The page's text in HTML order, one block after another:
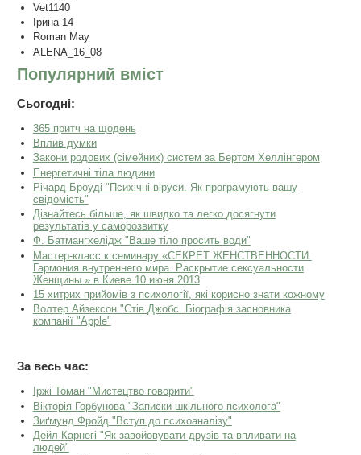
Vet1140
Ірина 14
Roman May
ALENA_16_08
Популярний вміст
Сьогодні:
365 притч на щодень
Вплив думки
Закони родових (сімейних) систем за Бертом Хеллінгером
Енергетичні тіла людини
Річард Броуді "Психічні віруси. Як програмують вашу
свідомість"
Дізнайтесь більше, як швидко та легко досягнути
результатів у саморозвитку
Ф. Батмангхелідж "Ваше тіло просить води"
Мастер-класс к семинару «СЕКРЕТ ЖЕНСТВЕННОСТИ.
Гармония внутреннего мира. Раскрытие сексуальности
Женщины.» в Киеве 10 июня 2013
15 хитрих прийомів з психології, які корисно знати кожному
Волтер Айзексон "Стів Джобс. Біографія засновника
компанії "Apple"
За весь час:
Іржі Томан "Мистецтво говорити"
Вікторія Горбунова "Записки шкільного психолога"
Зиґмунд Фройд "Вступ до психоаналізу"
Дейл Карнегі "Як завойовувати друзів та впливати на
людей"